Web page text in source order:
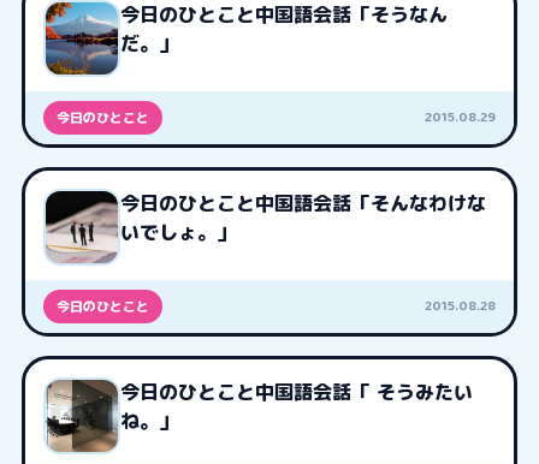
今日のひとこと中国語会話「そうなん
だ。」
今日のひとこと 2015.08.29
今日のひとこと中国語会話「そんなわけな
いでしょ。」
今日のひとこと 2015.08.28
今日のひとこと中国語会話「 そうみたい
ね。」